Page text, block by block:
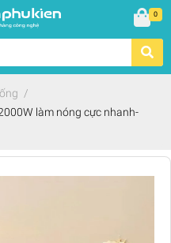
0
/
làm nóng cực nhanh-